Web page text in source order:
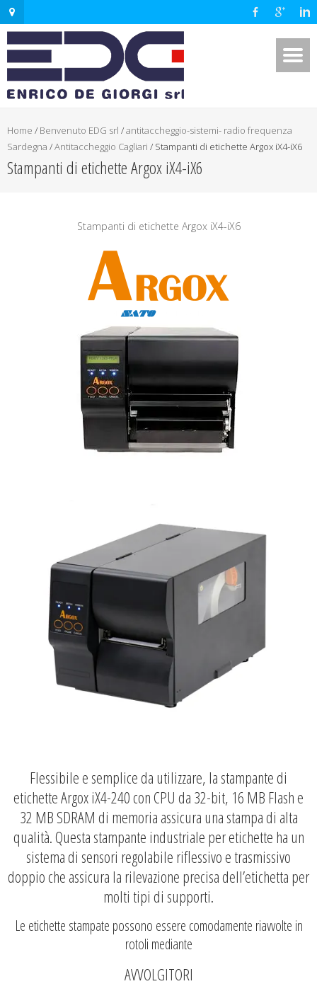
Home / Benvenuto EDG srl /antitaccheggio-sistemi- radio frequenza
Sardegna /Antitaccheggio Cagliari / Stampanti di etichette Argox iX4-iX6
Stampanti di etichette Argox iX4-iX6
Stampanti di etichette Argox iX4-iX6
Flessibile e semplice da utilizzare, la stampante di
etichetteArgoxiX4-240 con CPU da 32-bit, 16 MB Flash e
32 MB SDRAM di memoria assicura una stampa di alta
qualità. Questa stampante industriale per etichette ha un
sistema di sensori regolabile riflessivo e trasmissivo
doppio che assicura la rilevazione precisa dell’etichetta per
molti tipi di supporti.
Le etichette stampate possono essere comodamente riavvolte in
rotoli mediante
AVVOLGITORI